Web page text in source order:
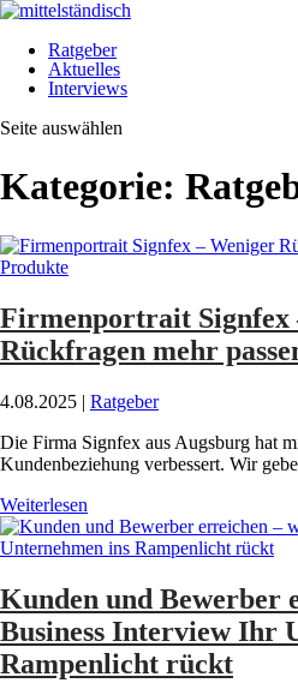
Ratgeber
Aktuelles
Interviews
Seite auswählen
Kategorie:
Firmenportrait Signfex
Rückfragen mehr
4.08.2025 | Ratgeber
Die Firma Signfex aus Augsburg hat
Kundenbeziehung verbessert. Wir
Weiterlesen
Kunden und Bewerber
Business Interview Ihr
Rampenlicht rückt